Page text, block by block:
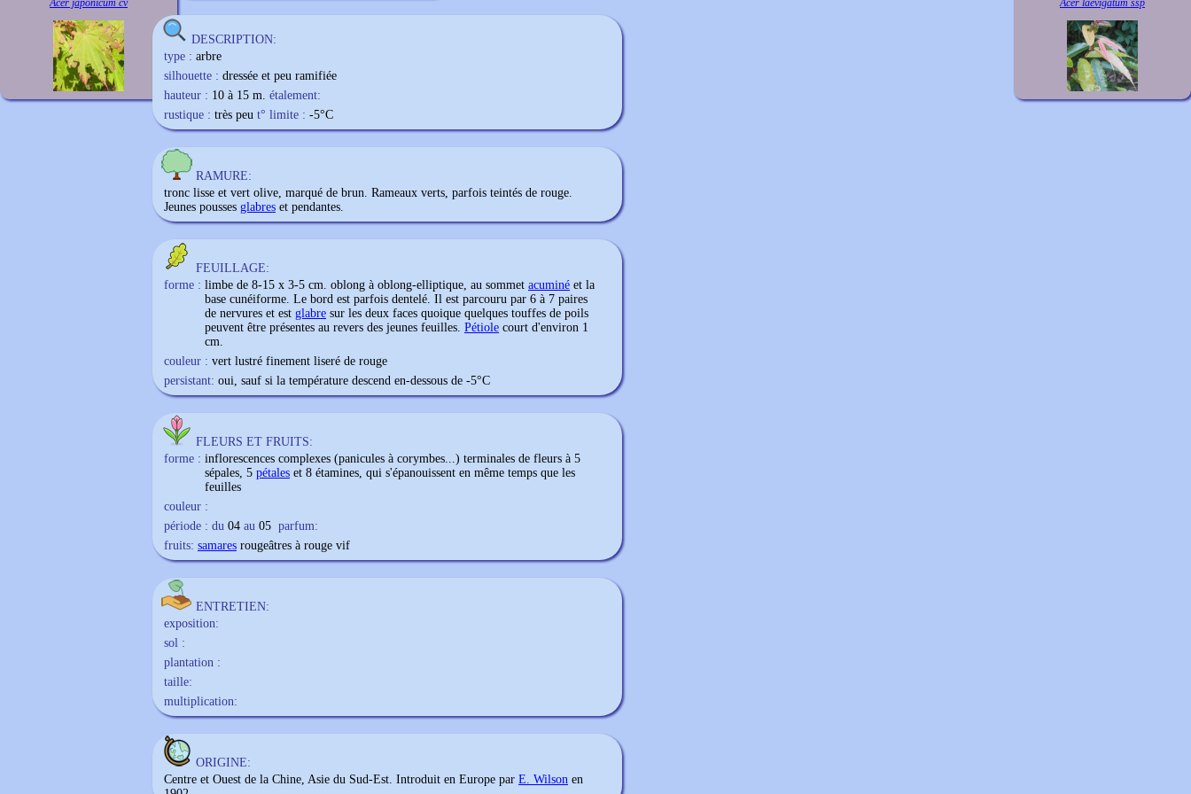
Acer japonicum cv Acer laevigatum ssp
DESCRIPTION:
type : arbre
silhouette : dressée et peu ramifiée
hauteur : 10 à 15 m. étalement:
rustique : très peu t° limite : -5°C
RAMURE:
tronc lisse et vert olive, marqué de brun. Rameaux verts, parfois teintés de rouge.
Jeunes pousses glabres et pendantes.
FEUILLAGE:
forme : limbe de 8-15 x 3-5 cm. oblong à oblong-elliptique, au sommet acuminé et la
base cunéiforme. Le bord est parfois dentelé. Il est parcouru par 6 à 7 paires
de nervures et est glabre sur les deux faces quoique quelques touffes de poils
peuvent être présentes au revers des jeunes feuilles. Pétiole court d'environ 1
cm.
couleur : vert lustré finement liseré de rouge
persistant: oui, sauf si la température descend en-dessous de -5°C
FLEURS ET FRUITS:
forme : inflorescences complexes (panicules à corymbes...) terminales de fleurs à 5
sépales, 5 pétales et 8 étamines, qui s'épanouissent en même temps que les
feuilles
couleur :
période : du 04 au 05 parfum:
fruits: samares rougeâtres à rouge vif
ENTRETIEN:
exposition:
sol :
plantation :
taille:
multiplication:
ORIGINE:
Centre et Ouest de la Chine, Asie du Sud-Est. Introduit en Europe par E. Wilson en